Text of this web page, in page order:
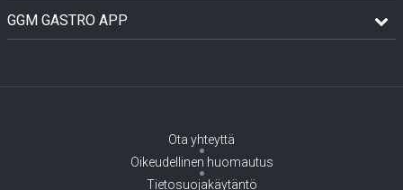
GGM GASTRO APP
Ota yhteyttä
Oikeudellinen huomautus
Tietosuojakäytäntö